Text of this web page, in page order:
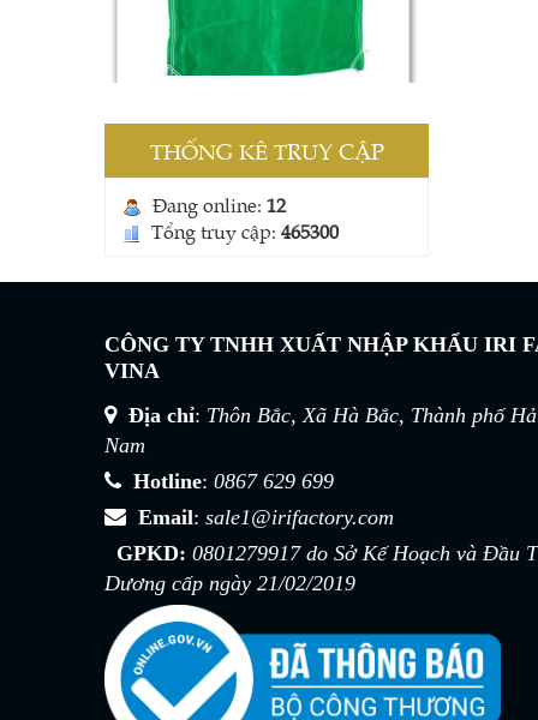
Liên hệ
Lưới chắn gió vườn, nhà
kính (Type A)
Liên hệ
THỐNG KÊ TRUY CẬP
Đang online: 12
Tổng truy cập: 465300
CÔNG TY TNHH XUẤT NHẬP KHẨU IRI
VINA
Địa chỉ: Thôn Bắc, Xã Hà Bắc, Thành phố
Nam
Hotline: 0867 629 699
Email: sale1@irifactory.com
GPKD: 0801279917 do Sở Kế Hoạch và Đầu
Dương cấp ngày 21/02/2019